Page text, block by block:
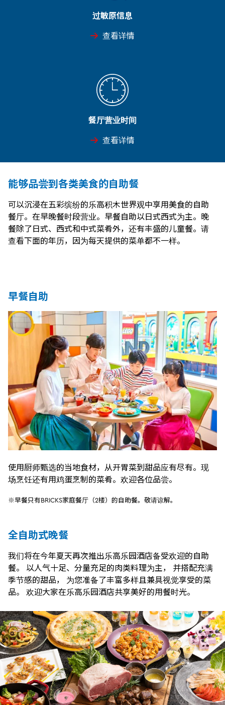
过敏原信息
查看详情
餐厅营业时间
查看详情
能够品尝到各类美食的自助餐
可以沉浸在五彩缤纷的乐高积木世界观中享用美食的自助
餐厅。在早晚餐时段营业。早餐自助以日式西式为主。晚
餐除了日式、西式和中式菜肴外，还有丰盛的儿童餐。请
查看下面的年历，因为每天提供的菜单都不一样。
早餐自助
使用厨师甄选的当地食材，从开胃菜到甜品应有尽有。现
场烹饪还有用鸡蛋烹制的菜肴。欢迎各位品尝。
※早餐只有BRICKS家庭餐厅（2楼）的自助餐。敬请谅解。
全自助式晚餐
我们将在今年夏天再次推出乐高乐园酒店备受欢迎的自助
餐。 以人气十足、分量充足的肉类料理为主， 并搭配充满
季节感的甜品， 为您准备了丰富多样且兼具视觉享受的菜
品。 欢迎大家在乐高乐园酒店共享美好的用餐时光。